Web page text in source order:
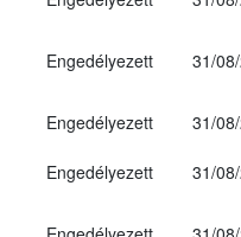
Engedélyezett 31/
Engedélyezett
31/
Engedélyezett
31/